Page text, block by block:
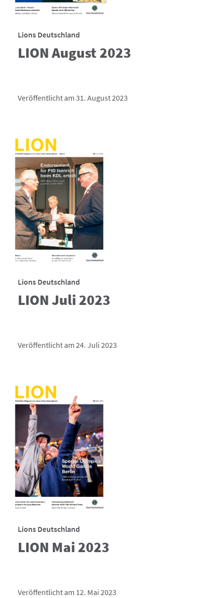
Lions Deutschland
LION August 2023
Veröffentlicht am 31. August 2023
Lions Deutschland
LION Juli 2023
Veröffentlicht am 24. Juli 2023
Lions Deutschland
LION Mai 2023
Veröffentlicht am 12. Mai 2023